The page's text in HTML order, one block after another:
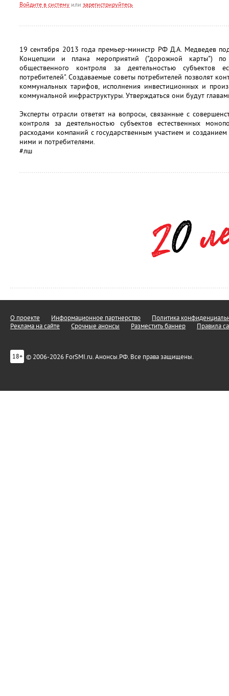
Войдите в систему или зарегистрируйтесь
19 сентября 2013 года премьер-министр РФ Д.А. Медведев
Концепции и плана мероприятий ("дорожной карты")
общественного контроля за деятельностью субъектов
потребителей". Создаваемые советы потребителей позволят
коммунальных тарифов, исполнения инвестиционных и
коммунальной инфраструктуры. Утверждаться они будут
Эксперты отрасли ответят на вопросы, связанные с
контроля за деятельностью субъектов естественных
расходами компаний с государственным участием и
ними и потребителями.
#лш
О проекте Информационное партнерство
Политика
Реклама на сайте
Срочные анонсы Разместить баннер Правила
18+ © 2006-2026 ForSMI.ru. Анонсы.РФ. Все права защищены.